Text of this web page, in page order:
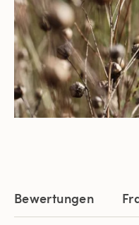
Bewertungen